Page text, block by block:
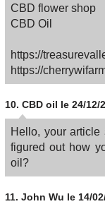
CBD flower shop
CBD Oil
https://
https://
10. CBD oil le 24/12/
Hello, your
figured out how
oil?
11. John Wu le 14/